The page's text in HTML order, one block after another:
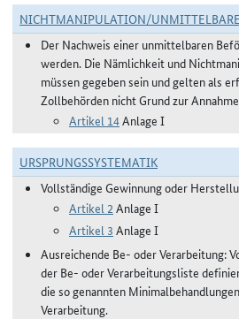
NICHTMANIPULATION/UNMITTELBARE
Der Nachweis einer unmittelbaren
werden. Die Nämlichkeit und
müssen gegeben sein und gelten als
Zollbehörden nicht Grund zur
Artikel 14Anlage I
URSPRUNGSSYSTEMATIK
Vollständige Gewinnung oder
Artikel 2 Anlage I
Artikel 3 Anlage I
Ausreichende Be- oder Verarbeitung:
der Be- oder Verarbeitungsliste
die so genannten
Verarbeitung.